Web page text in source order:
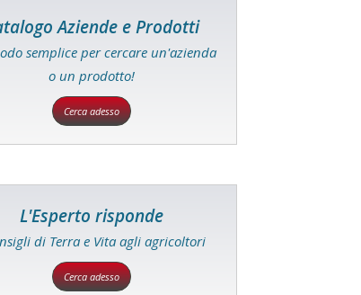
Aziende e Prodotti
semplice per cercare un'azienda
o un prodotto!
Cerca adesso
L'Esperto risponde
di Terra e Vita agli agricoltori
Cerca adesso